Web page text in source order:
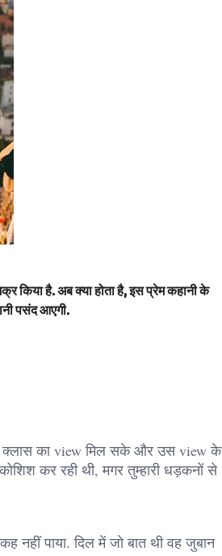
है. अब क्या होता है, इस प्रेम कहानी के
पसंद आएगी.
क्लास का view मिल सके और उस view के
कर रही थी, मगर तुम्हारी धड़कनों से
नहीं पाया. दिल में जो बात थी वह जुबान